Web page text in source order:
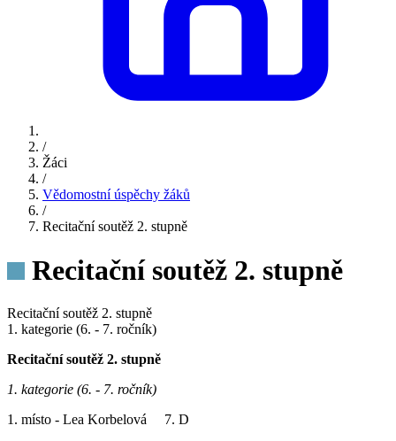
/
Žáci
/
Vědomostní úspěchy žáků
/
Recitační soutěž 2. stupně
Recitační soutěž 2. stupně
Recitační soutěž 2. stupně
1. kategorie (6. - 7. ročník)
Recitační soutěž 2. stupně
1. kategorie (6. - 7. ročník)
1. místo - Lea Korbelová 7. D